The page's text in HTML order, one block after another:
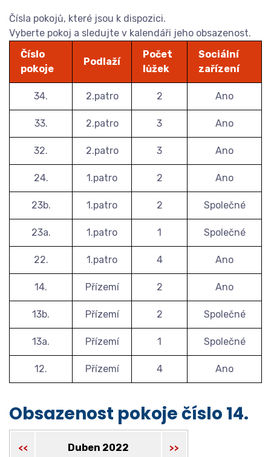
Čísla pokojů, které jsou k dispozici.
Vyberte pokoj a sledujte v kalendáři jeho obsazenost.
Číslo
pokoje
Podlaží
Počet
lůžek
Sociální
zařízení
34. 2.patro 2 Ano
33. 2.patro 3 Ano
32. 2.patro 3 Ano
24. 1.patro 2 Ano
23b. 1.patro 2 Společné
23a. 1.patro 1 Společné
22. 1.patro 4 Ano
14. Přízemí 2 Ano
13b. Přízemí 2 Společné
13a. Přízemí 1 Společné
12. Přízemí 4 Ano
Obsazenost pokoje číslo 14.
<< Duben 2022 >>